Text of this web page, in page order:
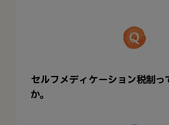
セルフメディケーション税制っ
か。